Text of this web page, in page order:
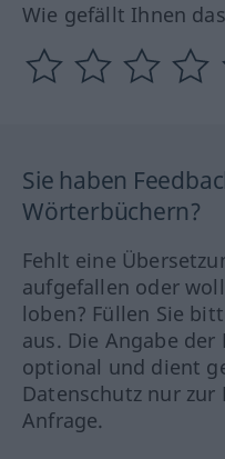
Wie gefällt Ihnen
Sie haben
Wörterbüchern?
Fehlt eine
aufgefallen oder
loben? Füllen Sie
aus. Die Angabe der
optional und dient
Datenschutz nur
Anfrage.